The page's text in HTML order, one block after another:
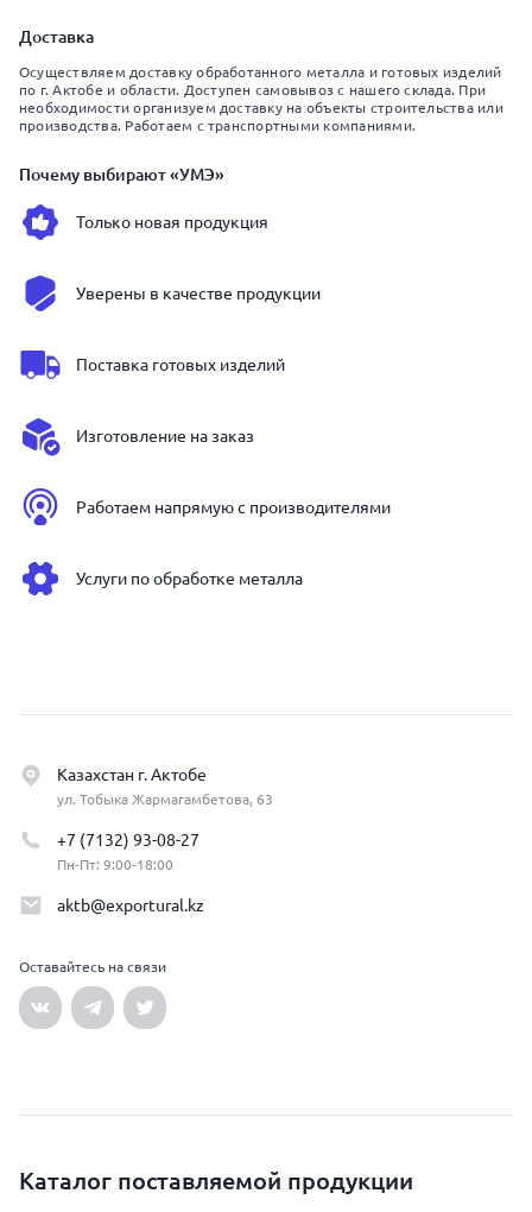
Доставка
Осуществляем доставку обработанного металла и готовых изделий
по г. Актобе и области. Доступен самовывоз с нашего склада. При
необходимости организуем доставку на объекты строительства или
производства. Работаем с транспортными компаниями.
Почему выбирают «УМЭ»
Только новая продукция
Уверены в качестве продукции
Поставка готовых изделий
Изготовление на заказ
Работаем напрямую с производителями
Услуги по обработке металла
Казахстан г. Актобе
ул. Тобыка Жармагамбетова, 63
+7 (7132) 93-08-27
Пн-Пт: 9:00-18:00
aktb@exportural.kz
Оставайтесь на связи
Каталог поставляемой продукции